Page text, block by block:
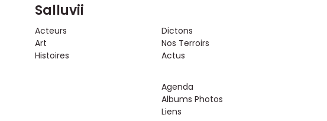
Salluvii
Acteurs
Art
Histoires
Dictons
Nos Terroirs
Actus
Agenda
Albums Photos
Liens